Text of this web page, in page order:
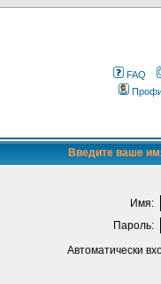
FAQ
Введите ваше
Имя:
Пароль:
Автоматически